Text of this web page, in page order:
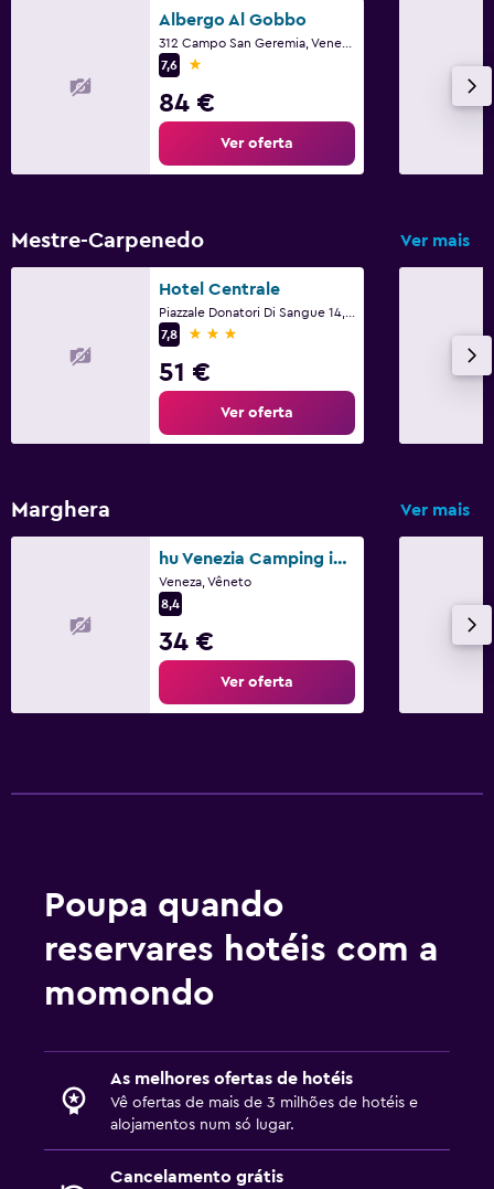
Albergo Al Gobbo
7,6
1 estrela
84 €
Ver oferta
Mestre-Carpenedo Ver mais
Hotel Centrale
7,8
3 estrelas
51 €
Ver oferta
Marghera Ver mais
hu Venezia Camping in Town
Veneza, Vêneto
8,4
34 €
Ver oferta
Poupa quando
reservares hotéis com a
momondo
As melhores ofertas de hotéis
Vê ofertas de mais de 3 milhões de hotéis e
alojamentos num só lugar.
Cancelamento grátis